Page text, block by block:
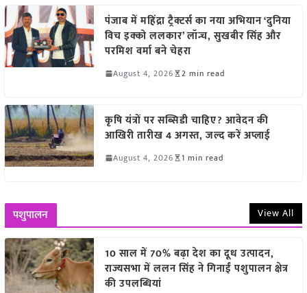
पंजाब में महिंद्रा ट्रैक्टर्स का नया अभियान ‘दुनिया
विच इक्को ललकार’ लॉन्च, सुखबीर सिंह और
परमिश वर्मा बने चेहरा
August 4, 2026 2 min read
कृषि यंत्रों पर सब्सिडी चाहिए? आवेदन की
आखिरी तारीख 4 अगस्त, जल्द करें अप्लाई
August 4, 2026 1 min read
पशुपालन View All
10 साल में 70% बढ़ा देश का दूध उत्पादन,
राज्यसभा में ललन सिंह ने गिनाईं पशुपालन क्षेत्र
की उपलब्धियां